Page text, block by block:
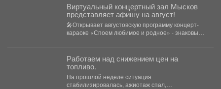
Виртуальный концертный зал Мысков
представляет афишу на август!
🎤Открывает августовскую программу концерт-
караоке «Споем любимое и родное» - знаковые
Работаем над снижением цен на
топливо.
На прошлой неделе ситуация
стабилизировалась, ажиотаж спал,